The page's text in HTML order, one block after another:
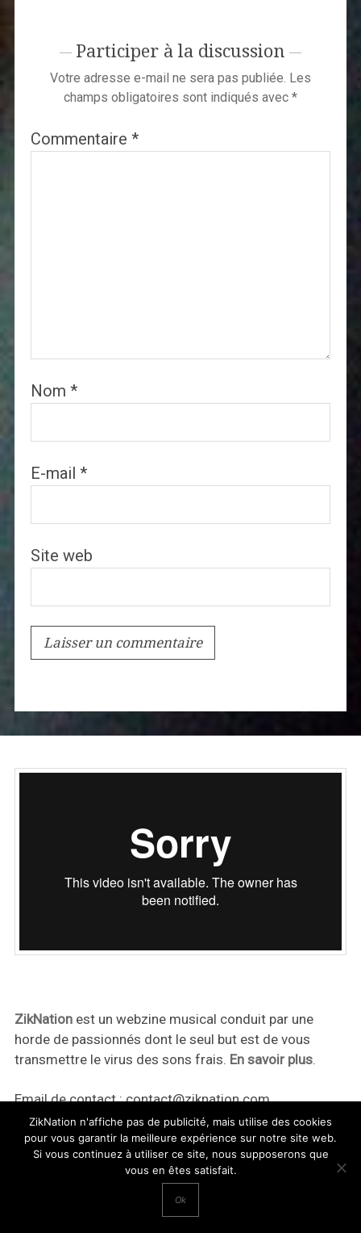
Participer à la discussion
Votre adresse e-mail ne sera pas publiée. Les
champs obligatoires sont indiqués avec *
Commentaire *
Nom *
E-mail *
Site web
ZikNationest un webzine musical conduit par une
horde de passionnés dont le seul but est de vous
transmettre le virus des sons frais. En savoir plus.
Email de contact :contact@ziknation.com
ZikNation n'affiche pas de publicité, mais utilise des cookies
pour vous garantir la meilleure expérience sur notre site web.
Si vous continuez à utiliser ce site, nous supposerons que
vous en êtes satisfait.
Ok